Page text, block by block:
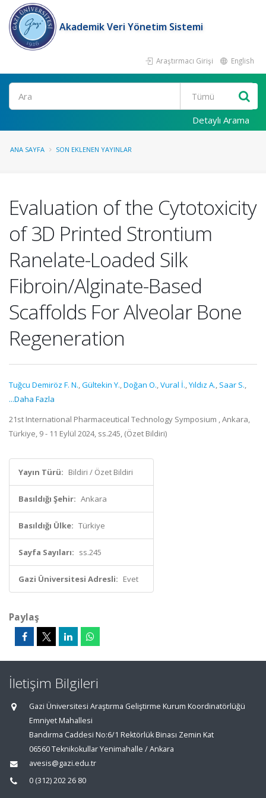
Akademik Veri Yönetim Sistemi
Araştırmacı Girişi English
Ara
Detaylı Arama
ANA SAYFA SON EKLENEN YAYINLAR
Evaluation of the Cytotoxicity
of 3D Printed Strontium
Ranelate-Loaded Silk
Fibroin/Alginate-Based
Scaffolds For Alveolar Bone
Regeneration
Tuğcu Demiröz F. N.,Gültekin Y.,Doğan O.,Vural İ.,Yıldız A., Saar S.,
...Daha Fazla
21st International Pharmaceutical Technology Symposium , Ankara,
Türkiye, 9 - 11 Eylül 2024, ss.245, (Özet Bildiri)
Yayın Türü: Bildiri / Özet Bildiri
Basıldığı Şehir: Ankara
Basıldığı Ülke: Türkiye
Sayfa Sayıları: ss.245
Gazi Üniversitesi Adresli: Evet
Paylaş
İletişim Bilgileri
Gazi Üniversitesi Araştırma Geliştirme Kurum Koordinatörlüğü
Emniyet Mahallesi
Bandırma Caddesi No:6/1 Rektörlük Binası Zemin Kat
06560 Teknikokullar Yenimahalle / Ankara
avesis@gazi.edu.tr
0 (312) 202 26 80